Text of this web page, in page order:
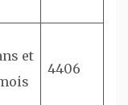
et
4406